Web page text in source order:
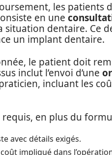
les patients
en une
situation dentaire. Ce
un implant dentaire.
le patient doit
inclut l’envoi d’une
incluant les
en plus du
avec détails exigés.
impliqué dans